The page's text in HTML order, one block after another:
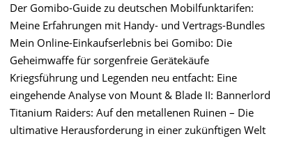
Der Gomibo-Guide zu deutschen Mobilfunktarifen:
Meine Erfahrungen mit Handy- und Vertrags-Bundles
Mein Online-Einkaufserlebnis bei Gomibo: Die
Geheimwaffe für sorgenfreie Gerätekäufe
Kriegsführung und Legenden neu entfacht: Eine
eingehende Analyse von Mount & Blade II: Bannerlord
Titanium Raiders: Auf den metallenen Ruinen – Die
ultimative Herausforderung in einer zukünftigen Welt